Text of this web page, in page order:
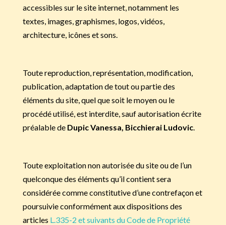
accessibles sur le site internet, notamment les
textes, images, graphismes, logos, vidéos,
architecture, icônes et sons.
Toute reproduction, représentation, modification,
publication, adaptation de tout ou partie des
éléments du site, quel que soit le moyen ou le
procédé utilisé, est interdite, sauf autorisation écrite
préalable de Dupic Vanessa, Bicchierai Ludovic.
Toute exploitation non autorisée du site ou de l’un
quelconque des éléments qu’il contient sera
considérée comme constitutive d’une contrefaçon et
poursuivie conformément aux dispositions des
articles L.335-2 et suivants du Code de Propriété